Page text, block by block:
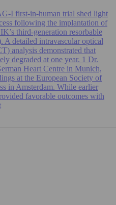
I first-in-human trial shed light
following the implantation of
third-generation resorbable
A detailed intravascular optical
analysis demonstrated that
degraded at one year. 1 Dr.
Heart Centre in Munich,
at the European Society of
in Amsterdam. While earlier
favorable outcomes with